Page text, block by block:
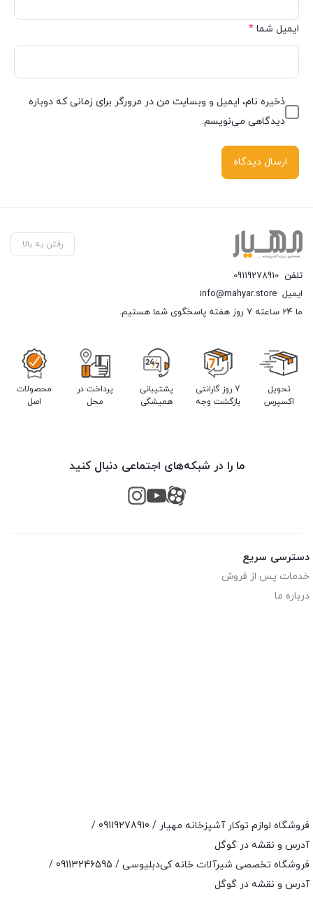
ایمیل شما *
ذخیره نام، ایمیل و وبسایت من در مرورگر برای زمانی که دوباره
دیدگاهی می‌نویسم.
رفتن به بالا
تلفن 09119278910
ایمیل info@mahyar.store
ما 24 ساعته 7 روز هفته پاسخگوی شما هستیم.
تحویل
اکسپرس
7 روز گارانتی
بازگشت وجه
پشتیبانی
همیشگی
پرداخت در
محل
محصولات
اصل
ما را در شبکه‌های اجتماعی دنبال کنید
دسترسی سریع
خدمات پس از فروش
درباره ما
فروشگاه لوازم توکار آشپزخانه مهیار / 09119278910
/
آدرس و نقشه در گوگل
فروشگاه تخصصی شیرآلات خانه کی‌دبلیوسی / 09113246595
/
آدرس و نقشه در گوگل